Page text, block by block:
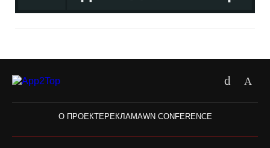
О ПРОЕКТЕРЕКЛАМАWN CONFERENCE